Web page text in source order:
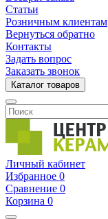
Статьи
Розничным клиентам
Вернуться обратно
Контакты
Задать вопрос
Заказать звонок
Каталог товаров
Личный кабинет
Избранное 0
Сравнение 0
Корзина 0